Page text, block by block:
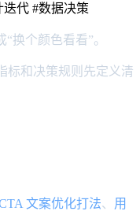
迭代 #数据决策
换个颜色看看”。
标和决策规则先定义清
文案优化打法、 用